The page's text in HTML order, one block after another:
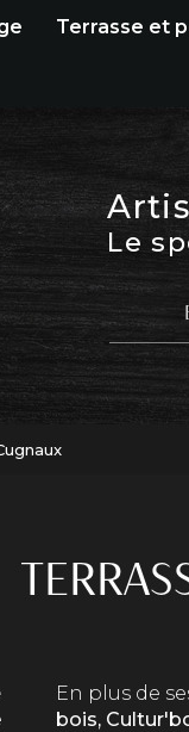
Terrasse et
Le
En plus de
bois,